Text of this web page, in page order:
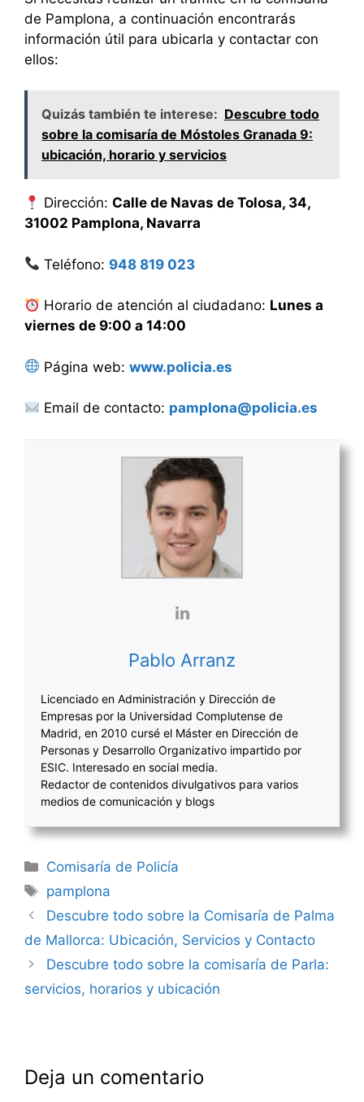
de Pamplona, a continuación encontrarás
información útil para ubicarla y contactar con
ellos:
Quizás también te interese: Descubre todo
sobre la comisaría de Móstoles Granada 9:
ubicación, horario y servicios
Dirección:Calle de Navas de Tolosa, 34,
31002 Pamplona, Navarra
Teléfono: 948 819 023
Horario de atención al ciudadano: Lunes a
viernes de 9:00 a 14:00
Página web:www.policia.es
Email de contacto: pamplona@policia.es
Pablo Arranz
Licenciado en Administración y Dirección de
Empresas por la Universidad Complutense de
Madrid, en 2010 cursé el Máster en Dirección de
Personas y Desarrollo Organizativo impartido por
ESIC. Interesado en social media.
Redactor de contenidos divulgativos para varios
medios de comunicación y blogs
Categorías
Comisaría de Policía
Etiquetas
pamplona
Navegación
de
Descubre todo sobre la Comisaría de Palma
de Mallorca: Ubicación, Servicios y Contacto
Descubre todo sobre la comisaría de Parla:
servicios, horarios y ubicación
Deja un comentario